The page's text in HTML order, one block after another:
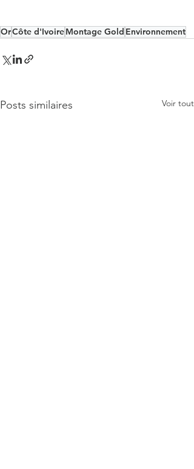
OrCôte d'IvoireMontage Gold Environnement
Posts similaires Voir tout